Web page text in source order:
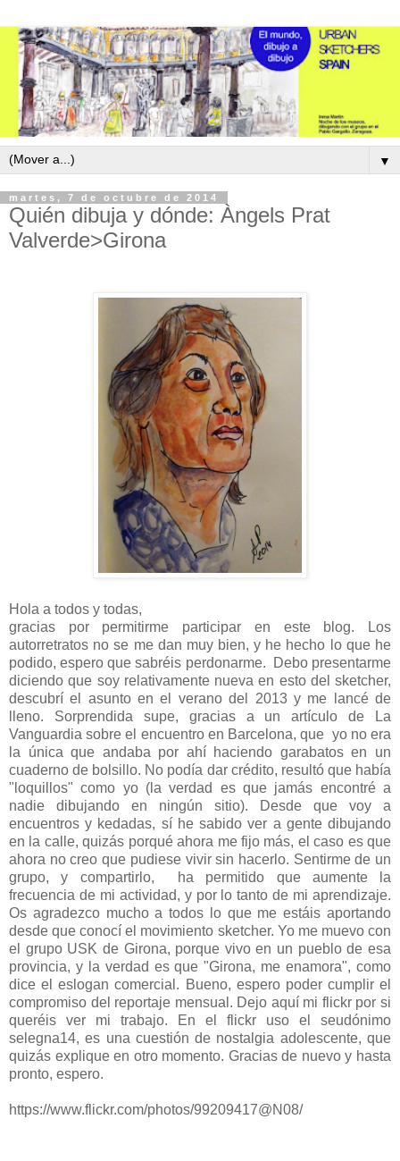
▼
martes, 7 de octubre de 2014
Quién dibuja y dónde: Àngels Prat
Valverde>Girona
Hola a todos y todas,
gracias por permitirme participar en este blog. Los
autorretratos no se me dan muy bien, y he hecho lo que he
podido, espero que sabréis perdonarme. Debo presentarme
diciendo que soy relativamente nueva en esto del sketcher,
descubrí el asunto en el verano del 2013 y me lancé de
lleno. Sorprendida supe, gracias a un artículo de La
Vanguardia sobre el encuentro en Barcelona, que yo no era
la única que andaba por ahí haciendo garabatos en un
cuaderno de bolsillo. No podía dar crédito, resultó que había
"loquillos" como yo (la verdad es que jamás encontré a
nadie dibujando en ningún sitio). Desde que voy a
encuentros y kedadas, sí he sabido ver a gente dibujando
en la calle, quizás porqué ahora me fijo más, el caso es que
ahora no creo que pudiese vivir sin hacerlo. Sentirme de un
grupo, y compartirlo, ha permitido que aumente la
frecuencia de mi actividad, y por lo tanto de mi aprendizaje.
Os agradezco mucho a todos lo que me estáis aportando
desde que conocí el movimiento sketcher. Yo me muevo con
el grupo USK de Girona, porque vivo en un pueblo de esa
provincia, y la verdad es que "Girona, me enamora", como
dice el eslogan comercial. Bueno, espero poder cumplir el
compromiso del reportaje mensual. Dejo aquí mi flickr por si
queréis ver mi trabajo. En el flickr uso el seudónimo
selegna14, es una cuestión de nostalgia adolescente, que
quizás explique en otro momento. Gracias de nuevo y hasta
pronto, espero.
https://www.flickr.com/photos/99209417@N08/